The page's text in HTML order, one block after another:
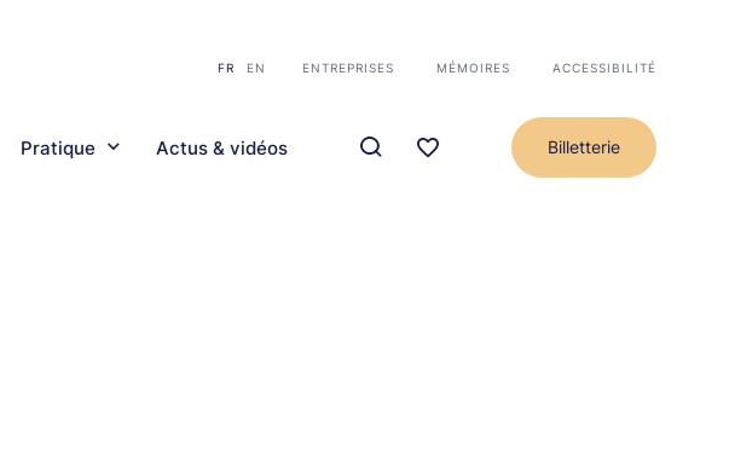
FR EN ENTREPRISES MÉMOIRES ACCESSIBILITÉ
Pratique Actus & vidéos Billetterie